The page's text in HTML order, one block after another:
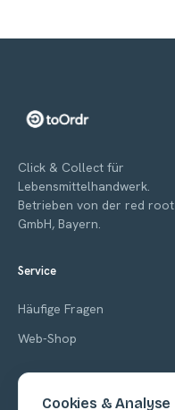
Click & Collect für
Lebensmittelhandwerk.
Betrieben von der red root
GmbH, Bayern.
Service
Häufige Fragen
Web-Shop
Cookies & Analyse